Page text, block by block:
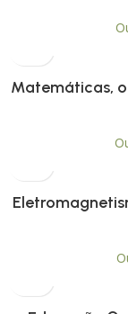
Matemáticas,